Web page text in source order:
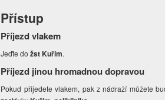
Přístup
Příjezd vlakem
Jeďte dožst Kuřim.
Příjezd jinou hromadnou dopravou
Pokud přijedete vlakem, pak z nádraží můžete